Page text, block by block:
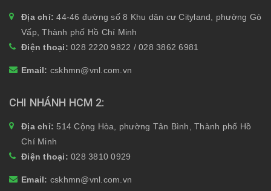
Địa chỉ:44-46 đường số 8 Khu dân cư Cityland, phường Gò
Vấp, Thành phố Hồ Chí Minh
Điện thoại: 028 2220 9822 / 028 3862 6981
Email: cskhmn@vnl.com.vn
CHI NHÁNH HCM 2
Địa chỉ: 514 Cộng Hòa, phường Tân Bình, Thành phố Hồ
Chí Minh
Điện thoại: 028 3810 0929
Email: cskhmn@vnl.com.vn